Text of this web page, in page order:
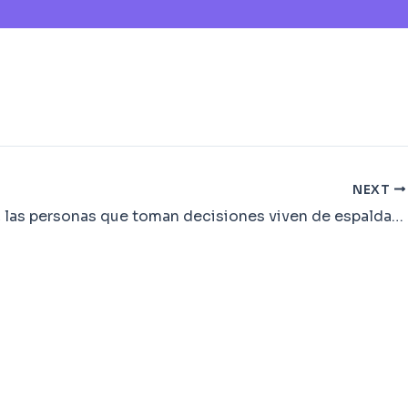
NEXT
“En Perú, las personas que toman decisiones viven de espaldas al resto del país” – El País